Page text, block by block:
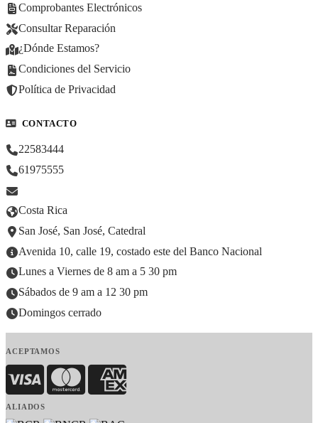
Comprobantes Electrónicos
Consultar Reparación
¿Dónde Estamos?
Condiciones del Servicio
Política de Privacidad
CONTACTO
22583444
61975555
Costa Rica
San José, San José, Catedral
Avenida 10, calle 19, costado este del Banco Nacional
Lunes a Viernes de 8 am a 5 30 pm
Sábados de 9 am a 12 30 pm
Domingos cerrado
ACEPTAMOS
Visa MasterCardAmerican Express
ALIADOS